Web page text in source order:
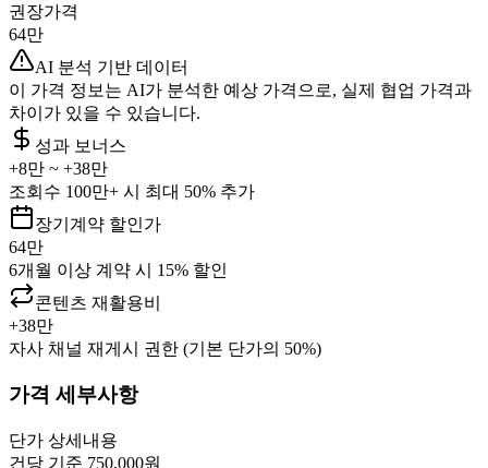
권장가격
64만
AI 분석 기반 데이터
이 가격 정보는 AI가 분석한 예상 가격으로, 실제 협업 가격과
차이가 있을 수 있습니다.
성과 보너스
+8만 ~ +38만
조회수 100만+ 시 최대 50% 추가
장기계약 할인가
64만
6개월 이상 계약 시 15% 할인
콘텐츠 재활용비
+38만
자사 채널 재게시 권한 (기본 단가의 50%)
가격 세부사항
단가 상세내용
건당 기준 750,000원